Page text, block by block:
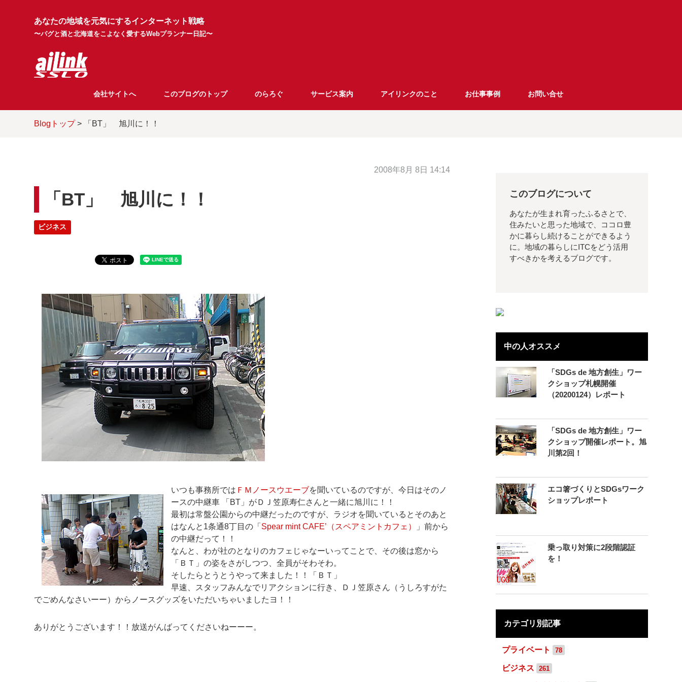
あなたの地域を元気にするインターネット戦略
〜パグと酒と北海道をこよなく愛するWebプランナー日記〜
会社サイトへ このブログのトップ のらろぐ サービス案内 アイリンクのこと お仕事事例 お問い合せ
Blogトップ> 「BT」 旭川に！！
2008年8月 8日 14:14
「BT」 旭川に！！
ビジネス
いつも事務所では ＦＭノースウエーブを聞いているのですが、今日はそのノ
ースの中継車 「BT」がＤＪ笠原寿仁さんと一緒に旭川に！！
最初は常盤公園からの中継だったのですが、ラジオを聞いているとそのあと
はなんと1条通8丁目の「 Spear mint CAFE’（スペアミントカフェ）
」前から
の中継だって！！
なんと、わが社のとなりのカフェじゃなーいってことで、その後は窓から
「ＢＴ」の姿をさがしつつ、全員がそわそわ。
そしたらとうとうやって来ました！！「ＢＴ」
早速、スタッフみんなでリアクションに行き、ＤＪ笠原さん（うしろすがた
でごめんなさいーー）からノースグッズをいただいちゃいましたヨ！！
ありがとうございます！！放送がんばってくださいねーーー。
このブログについて
あなたが生まれ育ったふるさとで、
住みたいと思った地域で、ココロ豊
かに暮らし続けることができるよう
に。地域の暮らしにITCをどう活用
すべきかを考えるブログです。
中の人オススメ
「SDGs de 地方創生」ワー
クショップ札幌開催
（20200124）レポート
「SDGs de 地方創生」ワー
クショップ開催レポート。旭
川第2回！
エコ箸づくりとSDGsワーク
ショップレポート
乗っ取り対策に2段階認証
を！
カテゴリ別記事
プライベート 78
ビジネス 261